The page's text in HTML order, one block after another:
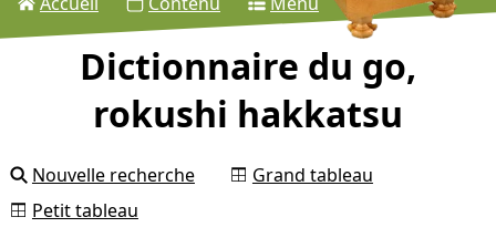
Dictionnaire du go,
rokushi hakkatsu
Nouvelle recherche
Grand tableau
Petit tableau